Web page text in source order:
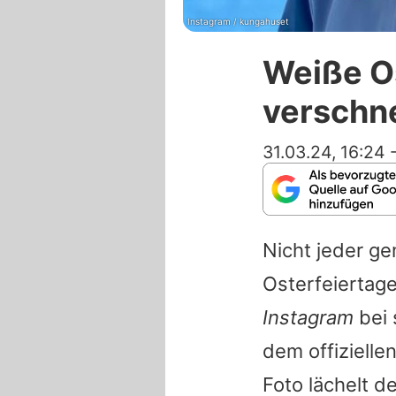
Instagram / kungahuset
Weiße
31.03.24, 16:24
Nicht jeder
Instagram bei
dem
Foto lächelt